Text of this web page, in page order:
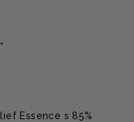
Essence s 85%